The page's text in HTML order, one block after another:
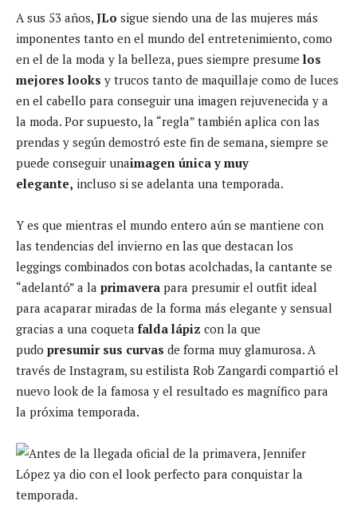
A sus 53 años, JLo sigue siendo una de las mujeres más
imponentes tanto en el mundo del entretenimiento, como
en el de la moda y la belleza, pues siempre presume los
mejores looks y trucos tanto de maquillaje como de luces
en el cabello para conseguir una imagen rejuvenecida y a
la moda. Por supuesto, la “regla” también aplica con las
prendas y según demostró este fin de semana, siempre se
puede conseguir unaimagen única y muy
elegante, incluso si se adelanta una temporada.
Y es que mientras el mundo entero aún se mantiene con
las tendencias del invierno en las que destacan los
leggings combinados con botas acolchadas, la cantante se
“adelantó” a la primavera para presumir el outfit ideal
para acaparar miradas de la forma más elegante y sensual
gracias a una coqueta falda lápiz con la que
pudo presumir sus curvas de forma muy glamurosa. A
través de Instagram, su estilista Rob Zangardi compartió el
nuevo look de la famosa y el resultado es magnífico para
la próxima temporada.